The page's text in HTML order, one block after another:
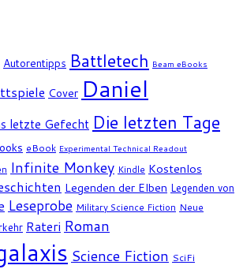
Autorentipps Battletech Beam eBooks
Cover Daniel
letzte Gefecht Die letzten Tage
eBook Experimental Technical Readout
Infinite Monkey Kindle Kostenlos
Legenden der Elben Legenden von
Leseprobe Military Science Fiction Neue
Rateri Roman
Science Fiction SciFi